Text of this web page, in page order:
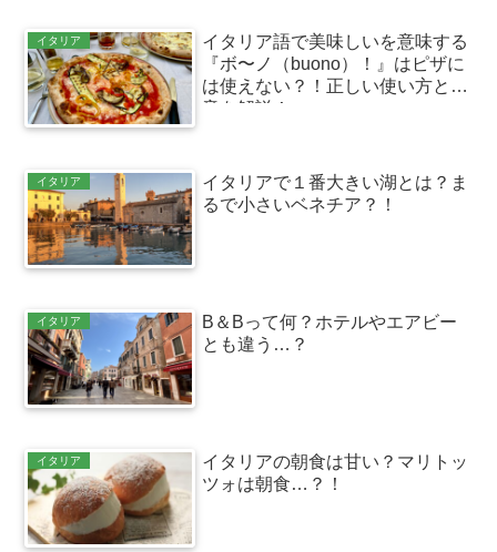
イタリア
イタリア語で美味しいを意味する
『ボ〜ノ（buono）！』はピザに
は使えない？！正しい使い方と発
音を解説！
イタリア
イタリアで１番大きい湖とは？ま
るで小さいベネチア？！
イタリア
B＆Bって何？ホテルやエアビー
とも違う…？
イタリア
イタリアの朝食は甘い？マリトッ
ツォは朝食…？！